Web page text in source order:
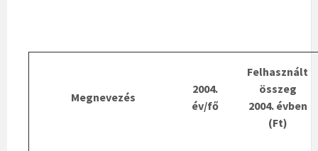
Megnevezés
2004.
év/fő
Felhasznált
összeg
2004. évben
(Ft)